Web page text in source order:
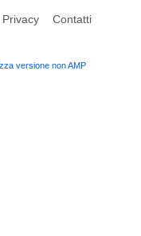
Privacy Contatti
versione non AMP